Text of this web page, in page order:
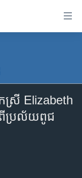
រី Elizabeth
ើ​ប្រល័យ​ពូជ